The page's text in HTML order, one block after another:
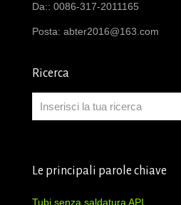
Da:: 0086-317-2011165
Posta: abter2016@163.com
Ricerca
Le principali parole chiave
Tubi senza saldatura API